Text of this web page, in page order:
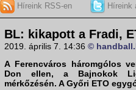
Híreink RSS-en Híreink
BL: kikapott a Fradi,
2019. április 7. 14:36 ©
A Ferencváros háromgólos
Don ellen, a Bajnokok
mérkőzésén. A Győri ETO